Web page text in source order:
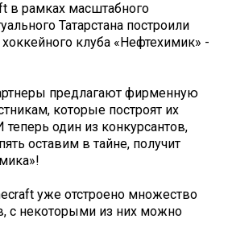
в рамках масштабного
Татарстана построили
клуба «Нефтехимик» -
предлагают фирменную
которые построят их
один из конкурсантов,
оставим в тайне, получит
уже отстроено множество
с некоторыми из них можно